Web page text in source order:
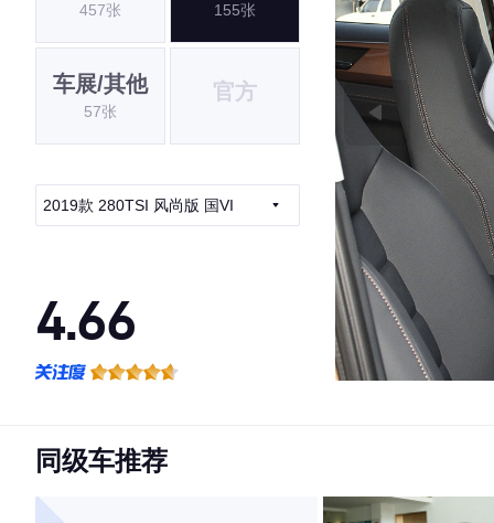
457张 155张
车展/其他
57张
官方
2019款 280TSI 风尚版 国VI
4.66
·空间表现较为优秀，优于53%同级车
同级车推荐